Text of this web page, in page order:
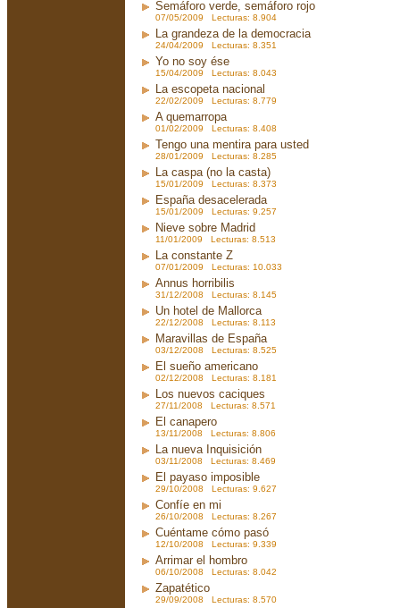
Semáforo verde, semáforo rojo
07/05/2009 Lecturas: 8.904
La grandeza de la democracia
24/04/2009 Lecturas: 8.351
Yo no soy ése
15/04/2009 Lecturas: 8.043
La escopeta nacional
22/02/2009 Lecturas: 8.779
A quemarropa
01/02/2009 Lecturas: 8.408
Tengo una mentira para usted
28/01/2009 Lecturas: 8.285
La caspa (no la casta)
15/01/2009 Lecturas: 8.373
España desacelerada
15/01/2009 Lecturas: 9.257
Nieve sobre Madrid
11/01/2009 Lecturas: 8.513
La constante Z
07/01/2009 Lecturas: 10.033
Annus horribilis
31/12/2008 Lecturas: 8.145
Un hotel de Mallorca
22/12/2008 Lecturas: 8.113
Maravillas de España
03/12/2008 Lecturas: 8.525
El sueño americano
02/12/2008 Lecturas: 8.181
Los nuevos caciques
27/11/2008 Lecturas: 8.571
El canapero
13/11/2008 Lecturas: 8.806
La nueva Inquisición
03/11/2008 Lecturas: 8.469
El payaso imposible
29/10/2008 Lecturas: 9.627
Confíe en mi
26/10/2008 Lecturas: 8.267
Cuéntame cómo pasó
12/10/2008 Lecturas: 9.339
Arrimar el hombro
06/10/2008 Lecturas: 8.042
Zapatético
29/09/2008 Lecturas: 8.570